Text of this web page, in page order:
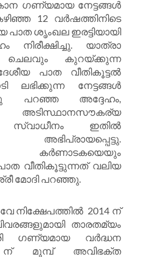
ഗണ്യമായ നേട്ടങ്ങൾ
12 വർഷത്തിനിടെ
പാത ശൃംഖല ഇരട്ടിയായി
നിരീക്ഷിച്ചു. യാത്രാ
കുറയ്ക്കുന്ന
പാത വീതികൂട്ടൽ
ലഭിക്കുന്ന നേട്ടങ്ങൾ
പറഞ്ഞ അദ്ദേഹം,
സ്വാധീനം ഇതിൽ
അഭിപ്രായപ്പെട്ടു.
കർണാടകയെയും
വീതികൂട്ടുന്നത് വലിയ
മോദി പറഞ്ഞു.
നിക്ഷേപത്തിൽ 2014 ന്
താരതമ്യം
ഗണ്യമായ വർദ്ധന
ന് മുമ്പ് അവിഭക്ത